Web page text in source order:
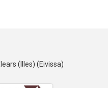
(Illes) (Eivissa)